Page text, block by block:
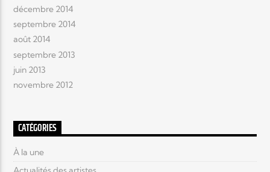
décembre 2014
septembre 2014
août 2014
septembre 2013
juin 2013
novembre 2012
CATÉGORIES
À la une